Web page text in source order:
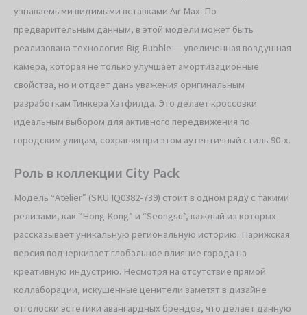
узнаваемыми видимыми вставками Air Max. По
предварительным данным, в этой модели может быть
реализована технология Big Bubble — увеличенная воздушная
камера, которая не только улучшает амортизационные
свойства, но и отдает дань уважения оригинальным
разработкам Тинкера Хэтфилда. Это делает кроссовки
идеальным выбором для активного передвижения по
городским улицам, сохраняя при этом аутентичный стиль 90-х.
Роль в коллекции City Pack
Модель “Atelier” (SKU IQ0382-739) стоит в одном ряду с такими
релизами, как “Hong Kong” и “Seongsu”, каждый из которых
рассказывает уникальную региональную историю. Парижская
версия подчеркивает глобальное влияние города на
креативную индустрию. Несмотря на отсутствие прямой
коллаборации, искушенные ценители заметят в дизайне
отголоски эстетики авангардных брендов, что делает данную